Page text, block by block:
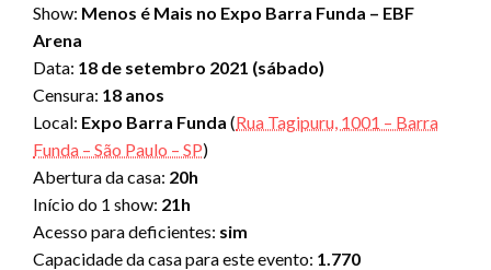
Show: Menos é Mais no Expo Barra Funda – EBF
Arena
Data: 18 de setembro 2021 (sábado)
Censura: 18 anos
Local: Expo Barra Funda (Rua Tagipuru, 1001 – Barra
Funda – São Paulo – SP)
Abertura da casa: 20h
Início do 1 show: 21h
Acesso para deficientes: sim
Capacidade da casa para este evento: 1.770